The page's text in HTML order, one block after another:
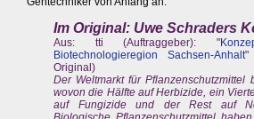
Im Original: Uwe Schraders
Aus: tti (Auftraggeber): "
Biotechnologieregion Sachsen-Anhalt"
Original)
Der Weltmarkt für Pflanzenschutzmittel
wovon die Hälfte auf Herbizide, ein
auf Fungizide und der Rest auf